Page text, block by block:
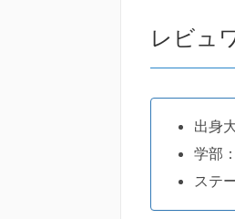
レビュ
出身
学部
ステ